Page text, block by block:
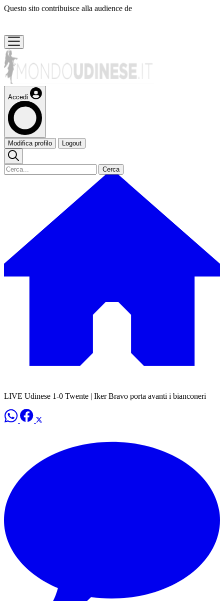
Questo sito contribuisce alla audience de
Accedi
Modifica profilo Logout
Cerca
LIVE Udinese 1-0 Twente | Iker Bravo porta avanti i bianconeri